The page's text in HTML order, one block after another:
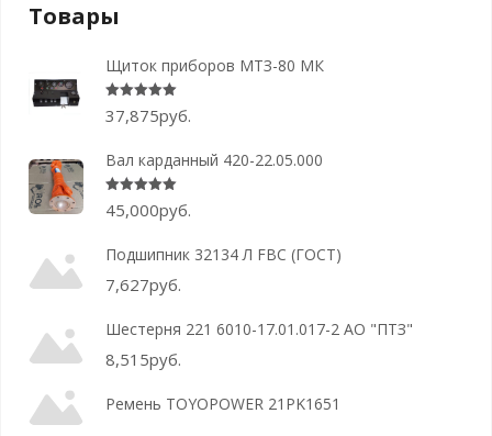
Товары
Щиток приборов МТЗ-80 МК
Оценка5.00 из 5
37,875руб.
Вал карданный 420-22.05.000
Оценка5.00 из 5
45,000руб.
Подшипник 32134 Л FBC (ГОСТ)
7,627руб.
Шестерня 221 6010-17.01.017-2 АО "ПТЗ"
8,515руб.
Ремень TOYOPOWER 21PK1651